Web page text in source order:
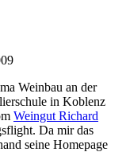
Weinbau an der
in Koblenz
Weingut Richard
Da mir das
seine Homepage